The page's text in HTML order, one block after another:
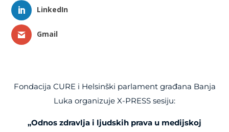
LinkedIn
Gmail
Fondacija CURE i Helsinški parlament građana Banja
Luka organizuje X-PRESS sesiju:
„Odnos zdravlja i ljudskih prava u medijskoj